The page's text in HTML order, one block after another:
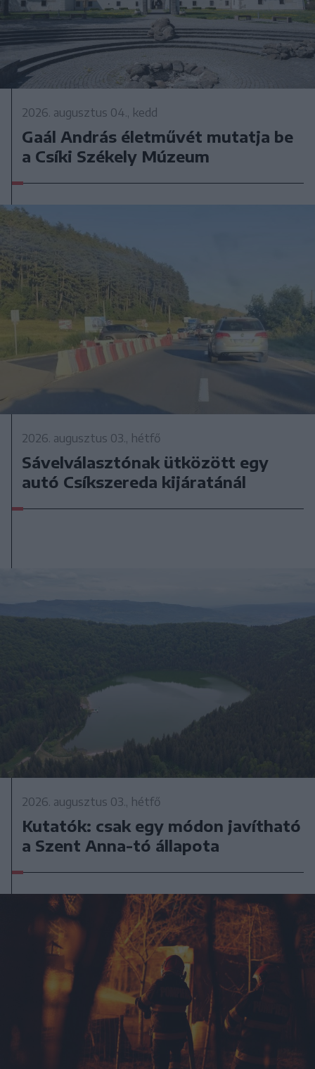
2026. augusztus 04., kedd
Gaál András életművét mutatja be
a Csíki Székely Múzeum
2026. augusztus 03., hétfő
Sávelválasztónak ütközött egy
autó Csíkszereda kijáratánál
2026. augusztus 03., hétfő
Kutatók: csak egy módon javítható
a Szent Anna-tó állapota